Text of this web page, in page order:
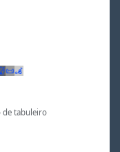
📜🦼
de tabuleiro